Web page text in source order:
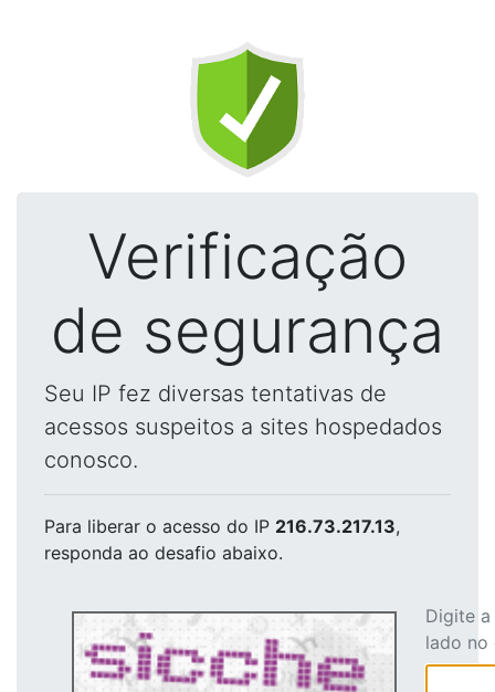
Verificação
de segurança
Seu IP fez diversas tentativas de
acessos suspeitos a sites hospedados
conosco.
Para liberar o acesso do IP 216.73.217.13,
responda ao desafio abaixo.
Digite
lado no